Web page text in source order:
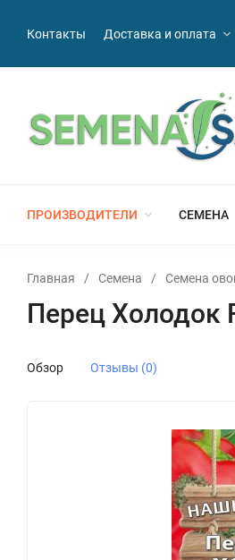
Контакты Доставка и оплата
ПРОИЗВОДИТЕЛИ СЕМЕНА
Главная / Семена / Семена
Перец Холодок
Обзор Отзывы (0)